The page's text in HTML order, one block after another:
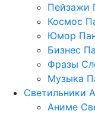
Пейзажи
Космос
Юмор
Бизнес
Фразы
Музыка
Светильники
Аниме